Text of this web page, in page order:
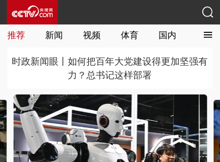
推荐 新闻 视频 体育 国内 国际
时政新闻眼丨如何把百年大党建设得更加坚强有
力？总书记这样部署